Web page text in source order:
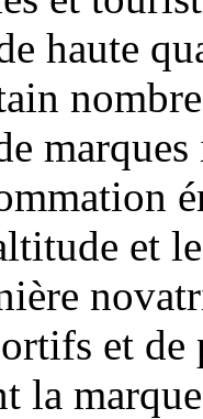
haute
et
et
la